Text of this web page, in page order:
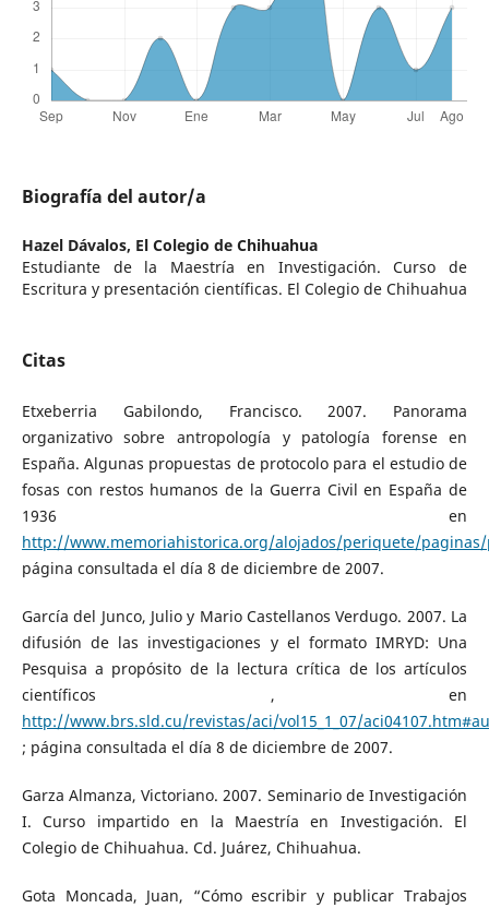
Biografía del autor/a
Hazel Dávalos, El Colegio de Chihuahua
Estudiante de la Maestría en Investigación. Curso de
Escritura y presentación científicas. El Colegio de Chihuahua
Citas
Etxeberria Gabilondo, Francisco. 2007. Panorama
organizativo sobre antropología y patología forense en
España. Algunas propuestas de protocolo para el estudio de
fosas con restos humanos de la Guerra Civil en España de
1936 en
http://www.memoriahistorica.org/alojados/periquete/
página consultada el día 8 de diciembre de 2007.
García del Junco, Julio y Mario Castellanos Verdugo. 2007. La
difusión de las investigaciones y el formato IMRYD: Una
Pesquisa a propósito de la lectura crítica de los artículos
científicos , en
http://www.brs.sld.cu/revistas/aci/vol15_1_07/
; página consultada el día 8 de diciembre de 2007.
Garza Almanza, Victoriano. 2007. Seminario de Investigación
I. Curso impartido en la Maestría en Investigación. El
Colegio de Chihuahua. Cd. Juárez, Chihuahua.
Gota Moncada, Juan, “Cómo escribir y publicar Trabajos